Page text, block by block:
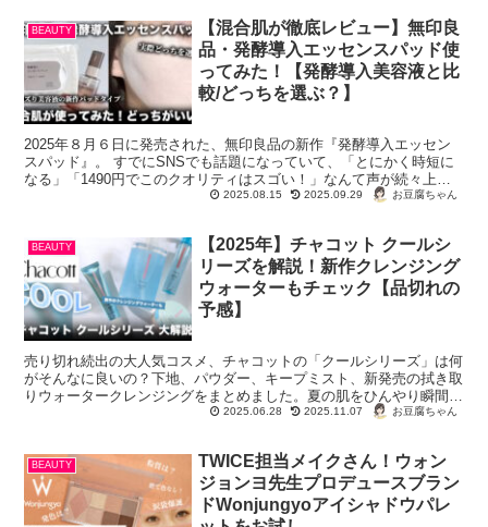
BEAUTY
【混合肌が徹底レビュー】無印良
品・発酵導入エッセンスパッド使
ってみた！【発酵導入美容液と比
較/どっちを選ぶ？】
2025年８月６日に発売された、無印良品の新作『発酵導入エッセン
スパッド』。 すでにSNSでも話題になっていて、「とにかく時短に
なる」「1490円でこのクオリティはスゴい！」なんて声が続々上が
っているこちらは、同ブランドのスキンケア...
2025.08.15 2025.09.29 お豆腐ちゃん
BEAUTY
【2025年】チャコット クールシ
リーズを解説！新作クレンジング
ウォーターもチェック【品切れの
予感】
売り切れ続出の大人気コスメ、チャコットの「クールシリーズ」は何
がそんなに良いの？下地、パウダー、キープミスト、新発売の拭き取
りウォータークレンジングをまとめました。夏の肌をひんやり瞬間冷
2025.06.28 2025.11.07 お豆腐ちゃん
BEAUTY
TWICE担当メイクさん！ウォン
ジョンヨ先生プロデュースブラン
ドWonjungyoアイシャドウパレ